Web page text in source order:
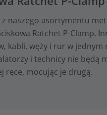
naszego asortymentu
Ratchet P-Clamp.
kabli, węży i rur w
i technicy nie będą
ręce, mocując je drugą.